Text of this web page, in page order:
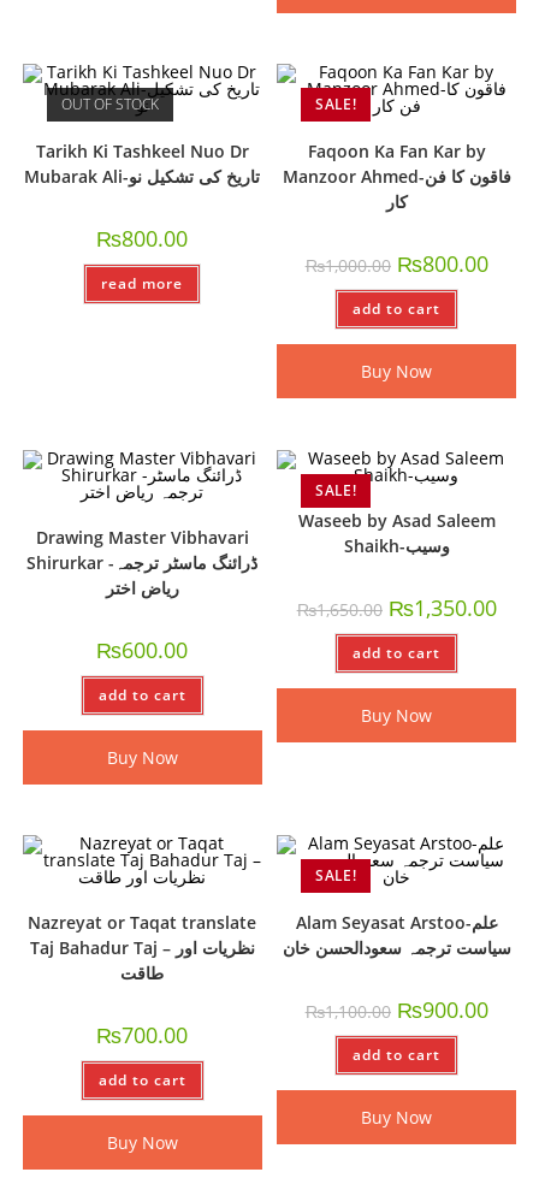
OUT OF STOCK
Tarikh Ki Tashkeel Nuo Dr
Mubarak Ali-تاریخ کی تشکیل نو
₨800.00
read more
SALE!
Faqoon Ka Fan Kar by
Manzoor Ahmed-فاقون کا فن
کار
₨1,000.00 ₨800.00
add to cart
Buy Now
Drawing Master Vibhavari
Shirurkar -ڈرائنگ ماسٹر ترجمہ
ریاض اختر
₨600.00
add to cart
Buy Now
SALE!
Waseeb by Asad Saleem
Shaikh-وسیب
₨1,650.00 ₨1,350.00
add to cart
Buy Now
Nazreyat or Taqat translate
Taj Bahadur Taj – نظریات اور
طاقت
₨700.00
add to cart
Buy Now
SALE!
Alam Seyasat Arstoo-علم
سیاست ترجمہ سعودالحسن خان
₨1,100.00 ₨900.00
add to cart
Buy Now